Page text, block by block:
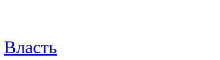
Власть